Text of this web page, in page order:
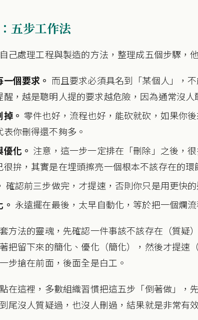
五步工作法
己處理工程與製造的方法，整理成五個步驟，
個要求。 而且要求必須具名到「某個人」，
醒，越是聰明人提的要求越危險，因為通常沒人
。 零件也好，流程也好，能砍就砍，如果你
表你刪得還不夠多。
化。 注意，這一步一定排在「刪除」之後，
很拚，其實是在埋頭擦亮一個根本不該存在的環
確認前三步做完，才提速，否則你只是用更快
永遠擺在最後，太早自動化，等於把一個爛流
方法的靈魂，先確認一件事該不該存在（質疑
把留下來的簡化、優化（簡化），然後才提速
步搶在前面，後面全是白工。
在這裡，多數組織習慣把這五步「倒著做」，
尾沒人質疑過，也沒人刪過，結果就是非常有